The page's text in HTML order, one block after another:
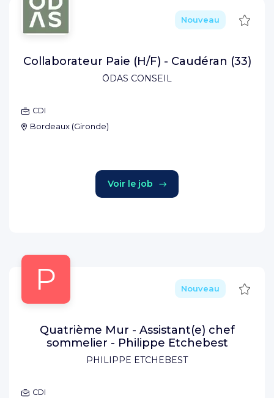
ŌDAS CONSEIL
Nouveau
Collaborateur Paie (H/F) - Caudéran (33)
CDI
Bordeaux (Gironde)
Voir le job
P
PHILIPPE ETCHEBEST
Nouveau
Quatrième Mur - Assistant(e) chef
sommelier - Philippe Etchebest
CDI